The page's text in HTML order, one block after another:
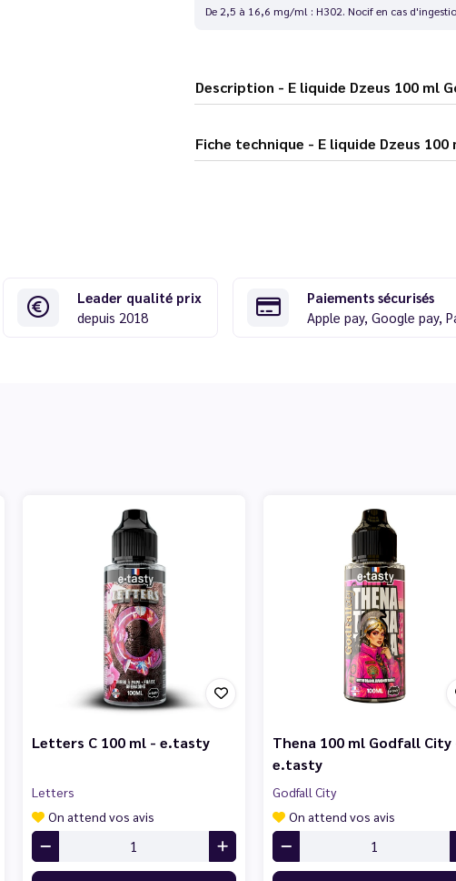
De 2,5 à 16,6 mg/ml : H302. Nocif en cas
Description - E liquide Dzeus
Fiche technique - E liquide
Leader qualité prix
depuis 2018
Paiements sécurisés
Apple pay, Google pay,
Letters C 100 ml - e.tasty
Letters
On attend vos avis
Thena 100 ml Godfall City
e.tasty
Godfall City
On attend vos avis